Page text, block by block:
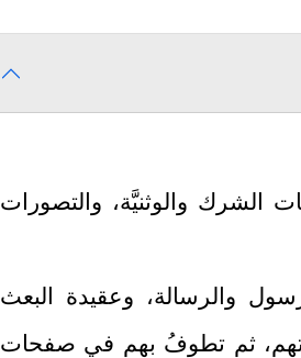
الشرك والوثنيَّة، والتصورات
والرسالة، وعقيدة البعث
ثم تطوفُ بهم في صفحات